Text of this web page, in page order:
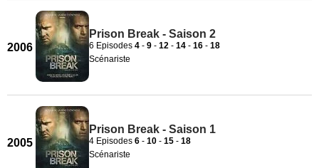
2006
Prison Break - Saison 2
6 Episodes 4 - 9 - 12 - 14 - 16 - 18
Scénariste
2005
Prison Break - Saison 1
4 Episodes 6 - 10 - 15 - 18
Scénariste